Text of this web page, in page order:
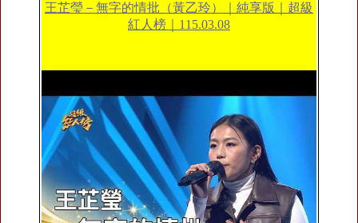
王芷瑩－無字的情批（黃乙玲）｜純享版｜超級
紅人榜｜115.03.08